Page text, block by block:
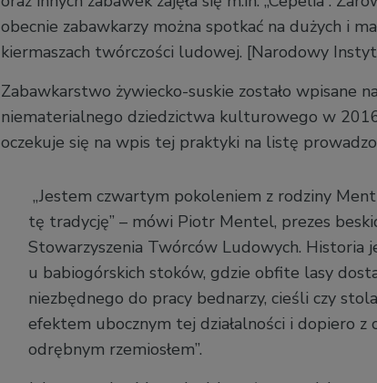
obecnie zabawkarzy można spotkać na dużych i
kiermaszach twórczości ludowej. [Narodowy
Zabawkarstwo żywiecko-suskie zostało wpisane
niematerialnego dziedzictwa kulturowego w
oczekuje się na wpis tej praktyki na listę
„Jestem czwartym pokoleniem z rodziny
tę tradycję” – mówi Piotr Mentel, prezes
Stowarzyszenia Twórców Ludowych. Historia
u babiogórskich stoków, gdzie obfite lasy
niezbędnego do pracy bednarzy, cieśli czy
efektem ubocznym tej działalności i dopiero z
odrębnym rzemiosłem”.